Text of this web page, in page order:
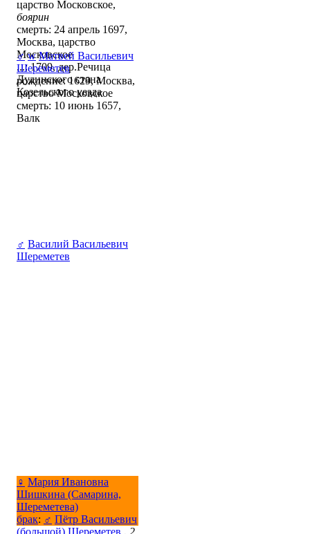
царство Московское,
боярин
смерть: 24 апрель 1697,
Москва, царство
Московское
...: 1709, дер.Речица
Дудинского стана
Козельского уезда
♂ w Матвей Васильевич
Шереметев
рождение: 1629, Москва,
царство Московское
смерть: 10 июнь 1657,
Валк
♂ Василий Васильевич
Шереметев
♀ Мария Ивановна
Шишкина (Самарина,
Шереметева)
брак: ♂ Пётр Васильевич